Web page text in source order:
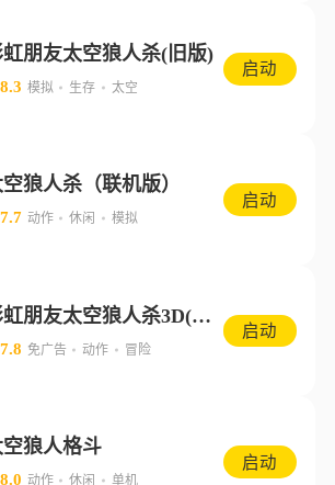
朋友太空狼人杀(旧版)
8.3 模拟 生存 太空
启动
狼人杀（联机版）
7.7 动作 休闲 模拟
启动
彩虹朋友太空狼人杀3D(最新版)
7.8 免广告 动作 冒险
启动
空狼人格斗
8.0 动作 休闲 单机
启动